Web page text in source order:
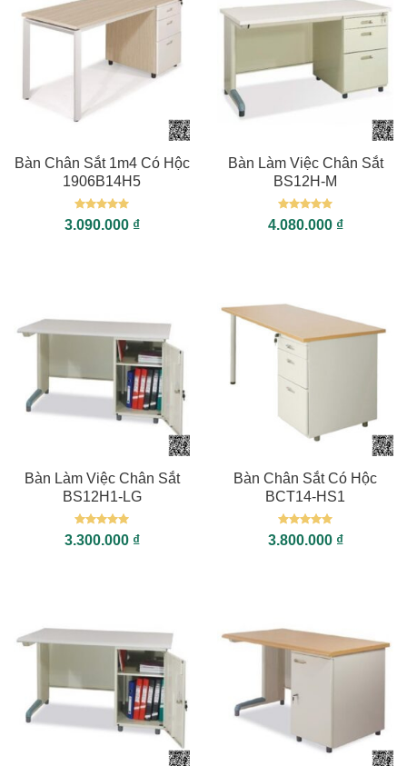
Bàn Chân Sắt 1m4 Có Hộc
1906B14H5
Được xếp
hạng55
3.090.000 ₫
Bàn Làm Việc Chân Sắt
BS12H-M
Được xếp
hạng55
4.080.000 ₫
Bàn Làm Việc Chân Sắt
BS12H1-LG
Được xếp
hạng55
3.300.000 ₫
Bàn Chân Sắt Có Hộc
BCT14-HS1
Được xếp
hạng55
3.800.000 ₫